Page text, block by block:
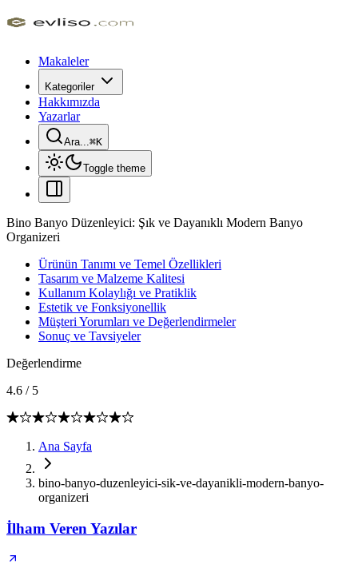
Makaleler
Kategoriler
Hakkımızda
Yazarlar
Ara...⌘K
Toggle theme
Bino Banyo Düzenleyici: Şık ve Dayanıklı Modern Banyo
Organizeri
Ürünün Tanımı ve Temel Özellikleri
Tasarım ve Malzeme Kalitesi
Kullanım Kolaylığı ve Pratiklik
Estetik ve Fonksiyonellik
Müşteri Yorumları ve Değerlendirmeler
Sonuç ve Tavsiyeler
Değerlendirme
4.6 / 5
Ana Sayfa
bino-banyo-duzenleyici-sik-ve-dayanikli-modern-banyo-
organizeri
İlham Veren Yazılar